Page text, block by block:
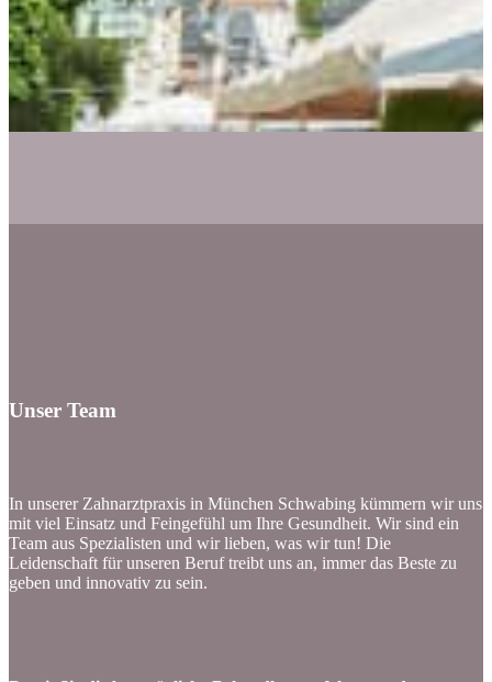
Unser Team
In unserer Zahnarztpraxis in München Schwabing kümmern wir uns
mit viel Einsatz und Feingefühl um Ihre Gesundheit. Wir sind ein
Team aus Spezialisten und wir lieben, was wir tun! Die
Leidenschaft für unseren Beruf treibt uns an, immer das Beste zu
geben und innovativ zu sein.